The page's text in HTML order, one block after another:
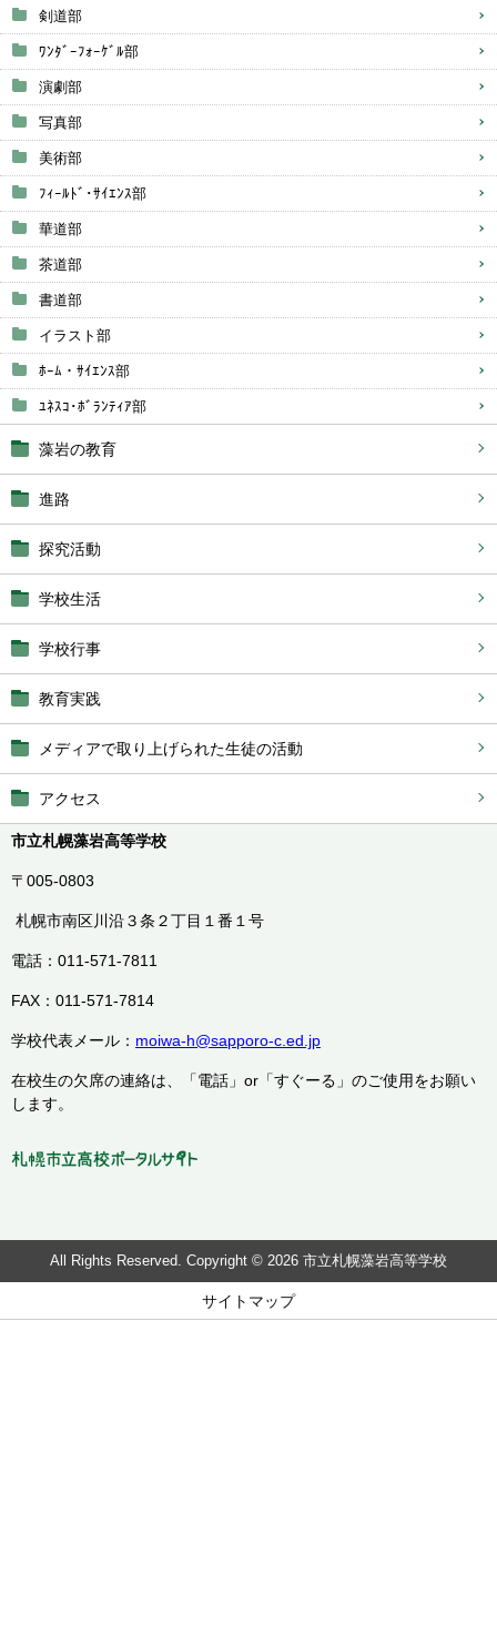
剣道部
ﾜﾝﾀﾞｰﾌｫｰｹﾞﾙ部
演劇部
写真部
美術部
ﾌｨｰﾙﾄﾞ･ｻｲｴﾝｽ部
華道部
茶道部
書道部
イラスト部
ﾎｰﾑ・ｻｲｴﾝｽ部
ﾕﾈｽｺ･ﾎﾞﾗﾝﾃｨｱ部
藻岩の教育
進路
探究活動
学校生活
学校行事
教育実践
メディアで取り上げられた生徒の活動
アクセス
市立札幌藻岩高等学校
〒005-0803
札幌市南区川沿３条２丁目１番１号
電話：011-571-7811
FAX：011-571-7814
学校代表メール： moiwa-h@sapporo-c.ed.jp
在校生の欠席の連絡は、「電話」or「すぐーる」のご使用をお願い
します。
All Rights Reserved. Copyright © 2026 市立札幌藻岩高等学校
サイトマップ